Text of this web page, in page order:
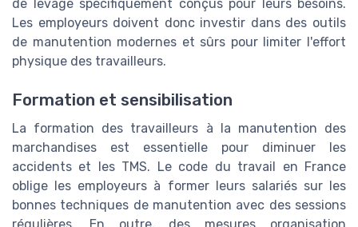
de levage spécifiquement conçus pour leurs besoins.
Les employeurs doivent donc investir dans des outils
de manutention modernes et sûrs pour limiter l'effort
physique des travailleurs.
Formation et sensibilisation
La formation des travailleurs à la manutention des
marchandises est essentielle pour diminuer les
accidents et les TMS. Le code du travail en France
oblige les employeurs à former leurs salariés sur les
bonnes techniques de manutention avec des sessions